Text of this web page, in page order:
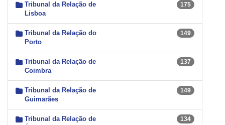
Tribunal da Relação de
Lisboa
175
Tribunal da Relação do
Porto
149
Tribunal da Relação de
Coimbra
137
Tribunal da Relação de
Guimarães
149
Tribunal da Relação de
134